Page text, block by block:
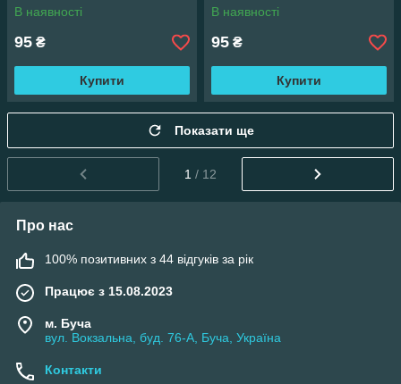
В наявності
95 ₴
Купити
В наявності
95 ₴
Купити
Показати ще
1 / 12
Про нас
100% позитивних з 44 відгуків за рік
Працює з 15.08.2023
м. Буча
вул. Вокзальна, буд. 76-А, Буча, Україна
Контакти